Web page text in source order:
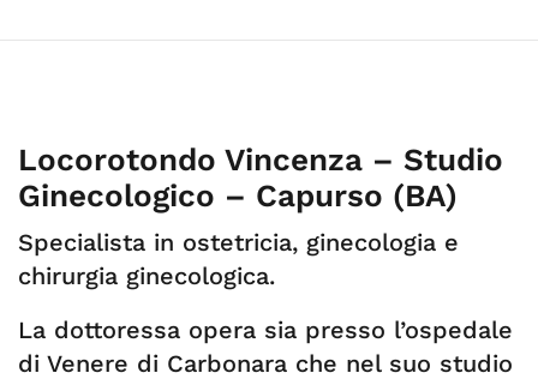
Locorotondo Vincenza – Studio
Ginecologico – Capurso (BA)
Specialista in ostetricia, ginecologia e
chirurgia ginecologica.
La dottoressa opera sia presso l’ospedale
di Venere di Carbonara che nel suo studio